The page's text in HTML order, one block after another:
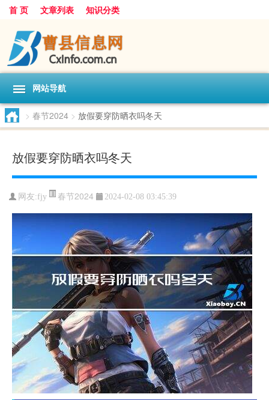
首 页 文章列表 知识分类
网站导航
> 春节2024 > 放假要穿防晒衣吗冬天
放假要穿防晒衣吗冬天
网友:fjy 春节2024 2024-02-08 03:45:39